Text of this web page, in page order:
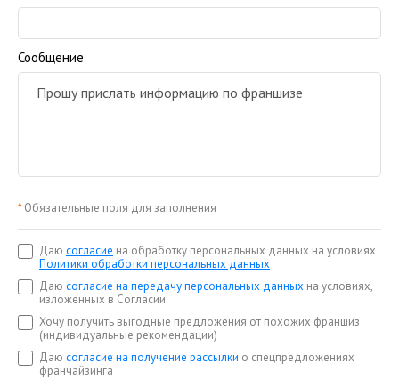
Сообщение
* Обязательные поля для заполнения
Даю согласие на обработку персональных данных на условиях
Политики обработки персональных данных
Даю согласие на передачу персональных данных на условиях,
изложенных в Согласии.
Хочу получить выгодные предложения от похожих франшиз
(индивидуальные рекомендации)
Даю согласие на получение рассылки о спецпредложениях
франчайзинга